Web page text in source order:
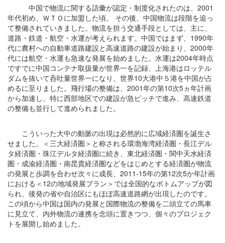
中国で物流に関する語彙が認定・制度化されたのは、2001
年代初め、ＷＴＯに加盟した頃。 その後、中国物流は段階を追っ
て整備されていきました。物流を担う交通手段としては、主に、
道路・鉄道・航空・水運が考えられます。中国ではまず、1990年
代に農村への自動車道路建設と高速道路の建設が始まり、2000年
代には航空・水運も急速な発展を始めました。水運は2004年時点
ですでに中国コンテナ取扱量が世界一を記録、上海港はロッテル
ダムを抜いて呑吐量世界一になり、世界10大港中５港を中国が占
めるに至りました。飛行場の整備は、2001年の第10次5ヵ年計画
から加速し、特に西部地区での建設が急ピッチで進み、高速鉄道
の整備も並行して進められました。
こういった大中の動脈の出現は必然的に広域経済圏を誕生さ
せました。＜三大経済圏＞と称される環渤海湾経済圏・長江デル
タ経済圏・珠江デルタ経済圏に続き、東北経済圏・関中天水経済
圏・成渝経済圏・南昆貴経済圏などをはじめとする経済圏が物流
の発展と歩調を合わせ次々に成長、2011-15年の第12次5か年計画
における＜12の地域発展プラン＞では全国的なボトムアップが図
られ、後発の省や自治区にもほぼ高速道路網が出現したのです。
この頃から中国は国内の発展と国際物流の整備を二頭立ての馬車
に見立て、内外物流の連携を念頭に置きつつ、個々のプロジェク
トを展開し始めました。